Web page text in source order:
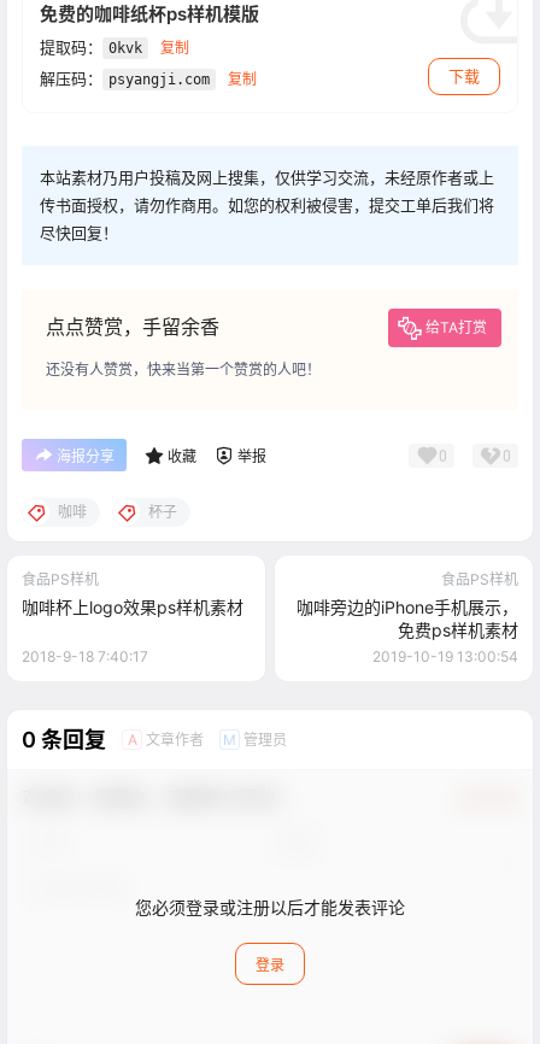
免费的咖啡纸杯ps样机模版
提取码： 0kvk 复制
解压码： psyangji.com 复制 下载
本站素材乃用户投稿及网上搜集，仅供学习交流，未经原作者或上
传书面授权，请勿作商用。如您的权利被侵害，提交工单后我们将
尽快回复！
点点赞赏，手留余香 给TA打赏
还没有人赞赏，快来当第一个赞赏的人吧！
海报分享 收藏 举报 0 0
咖啡 杯子
食品PS样机
咖啡杯上logo效果ps样机素材
2018-9-18 7:40:17
食品PS样机
咖啡旁边的iPhone手机展示，
免费ps样机素材
2019-10-19 13:00:54
0 条回复 A 文章作者 M 管理员
您必须登录或注册以后才能发表评论
登录